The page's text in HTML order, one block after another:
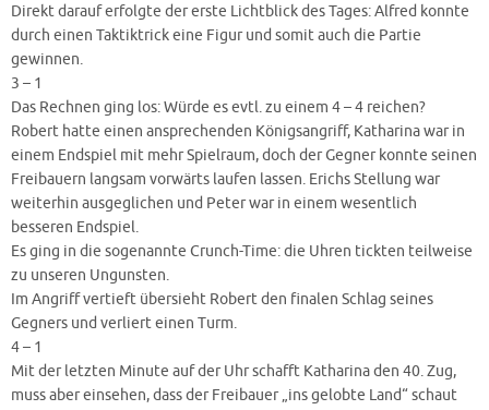
Direkt darauf erfolgte der erste Lichtblick des Tages: Alfred konnte
durch einen Taktiktrick eine Figur und somit auch die Partie
gewinnen.
3 – 1
Das Rechnen ging los: Würde es evtl. zu einem 4 – 4 reichen?
Robert hatte einen ansprechenden Königsangriff, Katharina war in
einem Endspiel mit mehr Spielraum, doch der Gegner konnte seinen
Freibauern langsam vorwärts laufen lassen. Erichs Stellung war
weiterhin ausgeglichen und Peter war in einem wesentlich
besseren Endspiel.
Es ging in die sogenannte Crunch-Time: die Uhren tickten teilweise
zu unseren Ungunsten.
Im Angriff vertieft übersieht Robert den finalen Schlag seines
Gegners und verliert einen Turm.
4 – 1
Mit der letzten Minute auf der Uhr schafft Katharina den 40. Zug,
muss aber einsehen, dass der Freibauer „ins gelobte Land“ schaut